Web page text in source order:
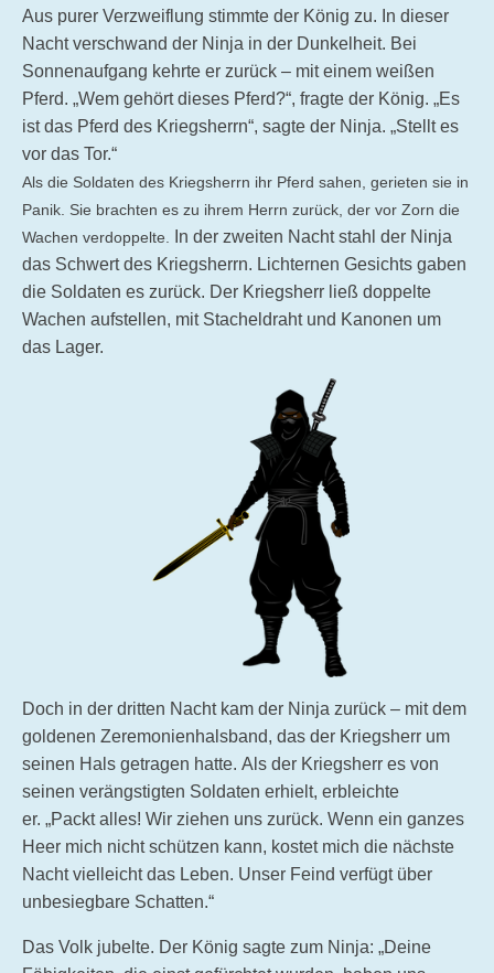
Aus purer Verzweiflung stimmte der König zu. In dieser
Nacht verschwand der Ninja in der Dunkelheit. Bei
Sonnenaufgang kehrte er zurück – mit einem weißen
Pferd. „Wem gehört dieses Pferd?“, fragte der König. „Es
ist das Pferd des Kriegsherrn“, sagte der Ninja. „Stellt es
vor das Tor.“
Als die Soldaten des Kriegsherrn ihr Pferd sahen, gerieten sie in
Panik. Sie brachten es zu ihrem Herrn zurück, der vor Zorn die
Wachen verdoppelte.
In der zweiten Nacht stahl der Ninja
das Schwert des Kriegsherrn. Lichternen Gesichts gaben
die Soldaten es zurück. Der Kriegsherr ließ doppelte
Wachen aufstellen, mit Stacheldraht und Kanonen um
das Lager.
Doch in der dritten Nacht kam der Ninja zurück – mit dem
goldenen Zeremonienhalsband, das der Kriegsherr um
seinen Hals getragen hatte. Als der Kriegsherr es von
seinen verängstigten Soldaten erhielt, erbleichte
er. „Packt alles! Wir ziehen uns zurück. Wenn ein ganzes
Heer mich nicht schützen kann, kostet mich die nächste
Nacht vielleicht das Leben. Unser Feind verfügt über
unbesiegbare Schatten.“
Das Volk jubelte. Der König sagte zum Ninja: „Deine